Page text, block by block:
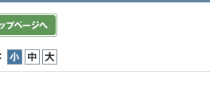
小 中 大